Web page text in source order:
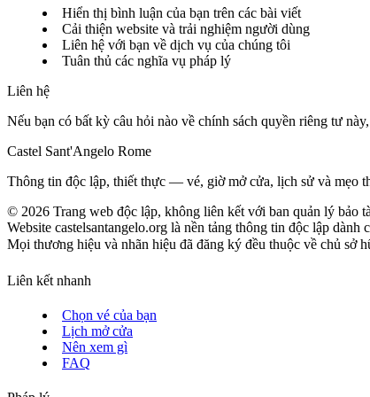
Hiển thị bình luận của bạn trên các bài viết
Cải thiện website và trải nghiệm người dùng
Liên hệ với bạn về dịch vụ của chúng tôi
Tuân thủ các nghĩa vụ pháp lý
Liên hệ
Nếu bạn có bất kỳ câu hỏi nào về chính sách quyền riêng tư
Castel Sant'Angelo Rome
Thông tin độc lập, thiết thực — vé, giờ mở cửa, lịch sử và mẹo
© 2026 Trang web độc lập, không liên kết với ban quản lý bảo
Website castelsantangelo.org là nền tảng thông tin độc lập dành
Mọi thương hiệu và nhãn hiệu đã đăng ký đều thuộc về chủ sở
Liên kết nhanh
Chọn vé của bạn
Lịch mở cửa
Nên xem gì
FAQ